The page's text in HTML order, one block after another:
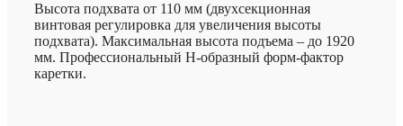
Высота подхвата от 110 мм (двухсекционная
винтовая регулировка для увеличения высоты
подхвата). Максимальная высота подъема – до 1920
мм. Профессиональный Н-образный форм-фактор
каретки.